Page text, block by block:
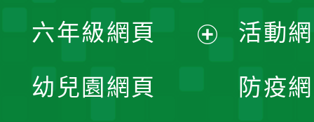
單
選
開
六年級網頁
幼兒園網頁
活動
防疫